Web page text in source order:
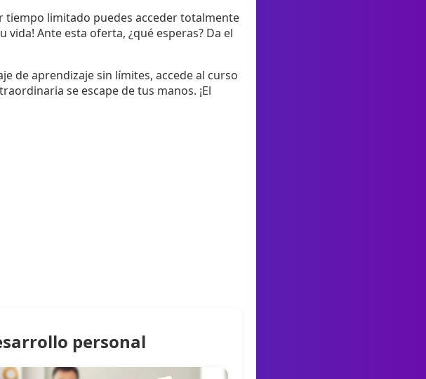
tiempo limitado puedes acceder totalmente
Ante esta oferta, ¿qué esperas? Da el
de aprendizaje sin límites, accede al curso
se escape de tus manos. ¡El
personal